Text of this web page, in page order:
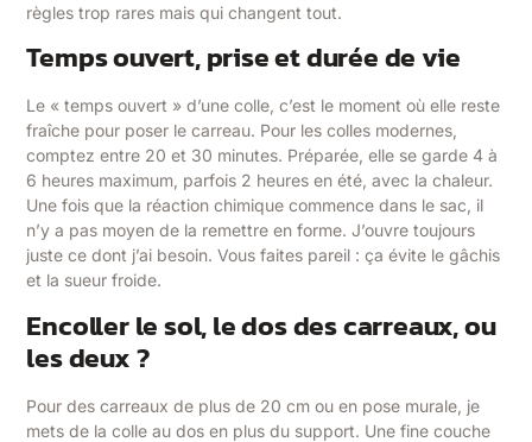
règles trop rares mais qui changent tout.
Temps ouvert, prise et durée de vie
Le « temps ouvert » d’une colle, c’est le moment où elle reste
fraîche pour poser le carreau. Pour les colles modernes,
comptez entre 20 et 30 minutes. Préparée, elle se garde 4 à
6 heures maximum, parfois 2 heures en été, avec la chaleur.
Une fois que la réaction chimique commence dans le sac, il
n’y a pas moyen de la remettre en forme. J’ouvre toujours
juste ce dont j’ai besoin. Vous faites pareil : ça évite le gâchis
et la sueur froide.
Encoller le sol, le dos des carreaux, ou
les deux ?
Pour des carreaux de plus de 20 cm ou en pose murale, je
mets de la colle au dos en plus du support. Une fine couche